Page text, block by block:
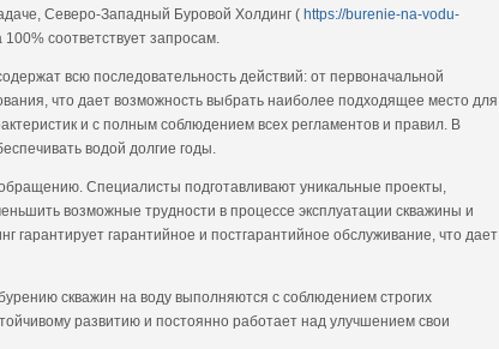
Северо-Западный Буровой Холдинг ( https://burenie-na-vodu-
соответствует запросам.
всю последовательность действий: от первоначальной
что дает возможность выбрать наиболее подходящее место для
и с полным соблюдением всех регламентов и правил. В
водой долгие годы.
Специалисты подготавливают уникальные проекты,
возможные трудности в процессе эксплуатации скважины и
гарантийное и постгарантийное обслуживание, что дает
скважин на воду выполняются с соблюдением строгих
развитию и постоянно работает над улучшением свои